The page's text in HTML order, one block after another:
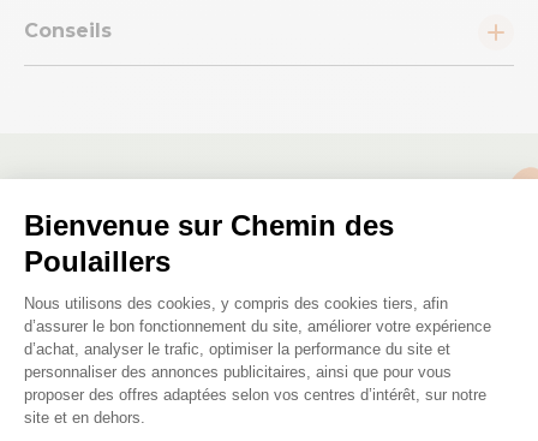
Bienvenue sur Chemin des
Poulaillers
Plateforme de Gestion du
Nous utilisons des cookies, y compris des cookies tiers, afin
d’assurer le bon fonctionnement du site, améliorer votre expérience
d’achat, analyser le trafic, optimiser la performance du site et
personnaliser des annonces publicitaires, ainsi que pour vous
proposer des offres adaptées selon vos centres d’intérêt, sur notre
site et en dehors.
Conseils
Nous répondons à toutes vos
Posez-nous vos questions